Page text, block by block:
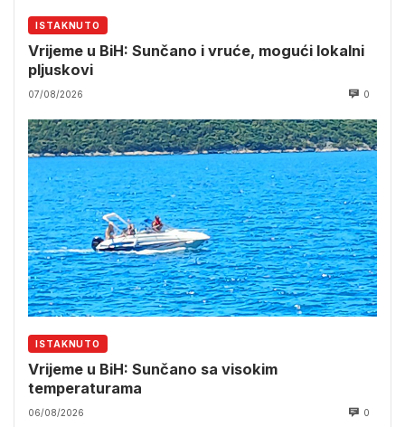
ISTAKNUTO
Vrijeme u BiH: Sunčano i vruće, mogući lokalni
pljuskovi
07/08/2026 0
ISTAKNUTO
Vrijeme u BiH: Sunčano sa visokim
temperaturama
06/08/2026 0